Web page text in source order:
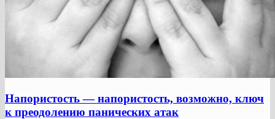
Напористость — напористость, возможно, ключ
к преодолению панических атак